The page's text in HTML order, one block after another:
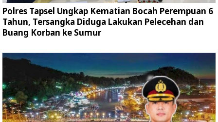
Polres Tapsel Ungkap Kematian Bocah Perempuan 6
Tahun, Tersangka Diduga Lakukan Pelecehan dan
Buang Korban ke Sumur